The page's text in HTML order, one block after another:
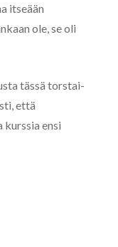
itseään
ole, se oli
tässä torstai-
että
kurssia ensi